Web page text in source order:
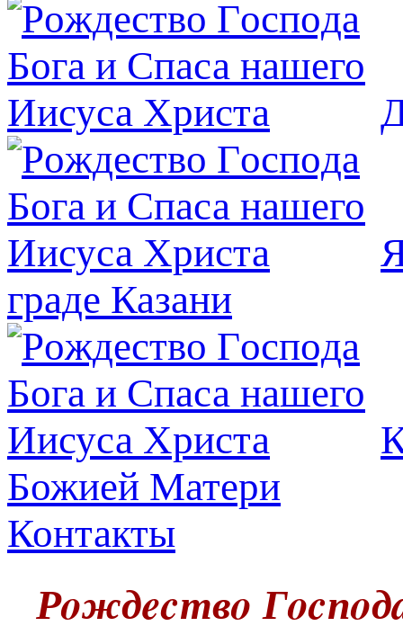
граде Казани
Божией Матери
Контакты
Рoждecтвo